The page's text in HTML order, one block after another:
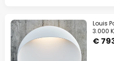
Louis
3.000
€